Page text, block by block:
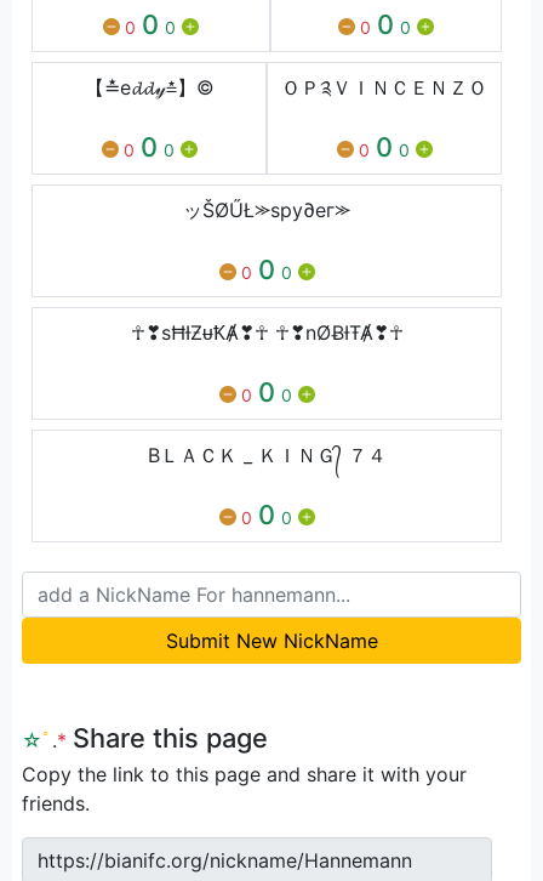
0 0 0 0 0 0
【≛e𝓭𝓭𝓎≛】©
0 0 0
ＯＰ༉ＶＩＮＣＥＮＺＯ
0 0 0
ッŠØŰŁ⪼spy∂eг⪼
0 0 0
☥❣sĦƗƵᵾꝀȺ❣☥ ☥❣nØɃƗŦȺ❣☥
0 0 0
BＬＡＣＫ _ ＫＩＮＧ᭄ ７４
0 0 0
Submit New NickName
☆ﾟ .* Share this page
Copy the link to this page and share it with your
friends.
https://bianifc.org/nickname/Hannemann